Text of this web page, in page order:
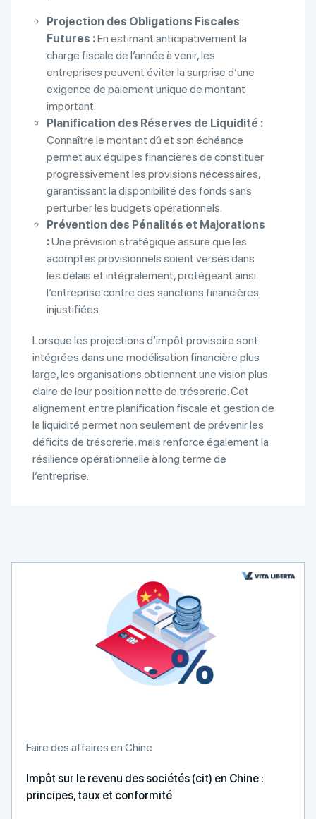
Projection des Obligations Fiscales
Futures :En estimant anticipativement la
charge fiscale de l’année à venir, les
entreprises peuvent éviter la surprise d’une
exigence de paiement unique de montant
important.
Planification des Réserves de Liquidité :
Connaître le montant dû et son échéance
permet aux équipes financières de constituer
progressivement les provisions nécessaires,
garantissant la disponibilité des fonds sans
perturber les budgets opérationnels.
Prévention des Pénalités et Majorations
:Une prévision stratégique assure que les
acomptes provisionnels soient versés dans
les délais et intégralement, protégeant ainsi
l’entreprise contre des sanctions financières
injustifiées.
Lorsque les projections d’impôt provisoire sont
intégrées dans une modélisation financière plus
large, les organisations obtiennent une vision plus
claire de leur position nette de trésorerie. Cet
alignement entre planification fiscale et gestion de
la liquidité permet non seulement de prévenir les
déficits de trésorerie, mais renforce également la
résilience opérationnelle à long terme de
l’entreprise.
Faire des affaires en Chine
Impôt sur le revenu des sociétés (cit) en Chine :
principes, taux et conformité